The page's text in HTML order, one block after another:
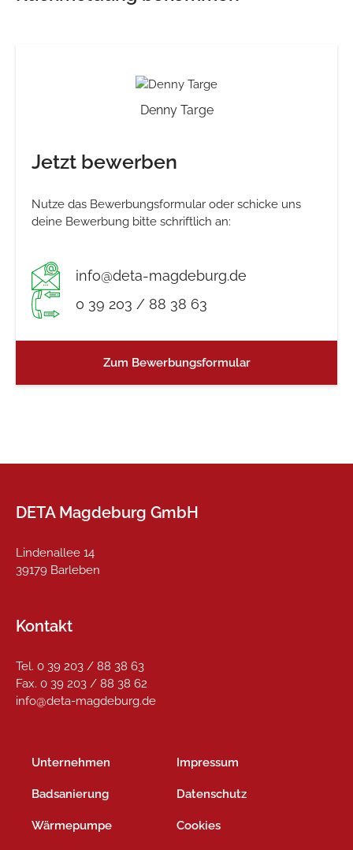
Denny Targe
Jetzt bewerben
Nutze das Bewerbungsformular oder schicke uns
deine Bewerbung bitte schriftlich an:
info@deta-magdeburg.de
0 39 203 / 88 38 63
Zum Bewerbungsformular
DETA Magdeburg GmbH
Lindenallee 14
39179 Barleben
Kontakt
Tel. 0 39 203 / 88 38 63
Fax. 0 39 203 / 88 38 62
info@deta-magdeburg.de
Unternehmen
Badsanierung
Wärmepumpe
Impressum
Datenschutz
Cookies